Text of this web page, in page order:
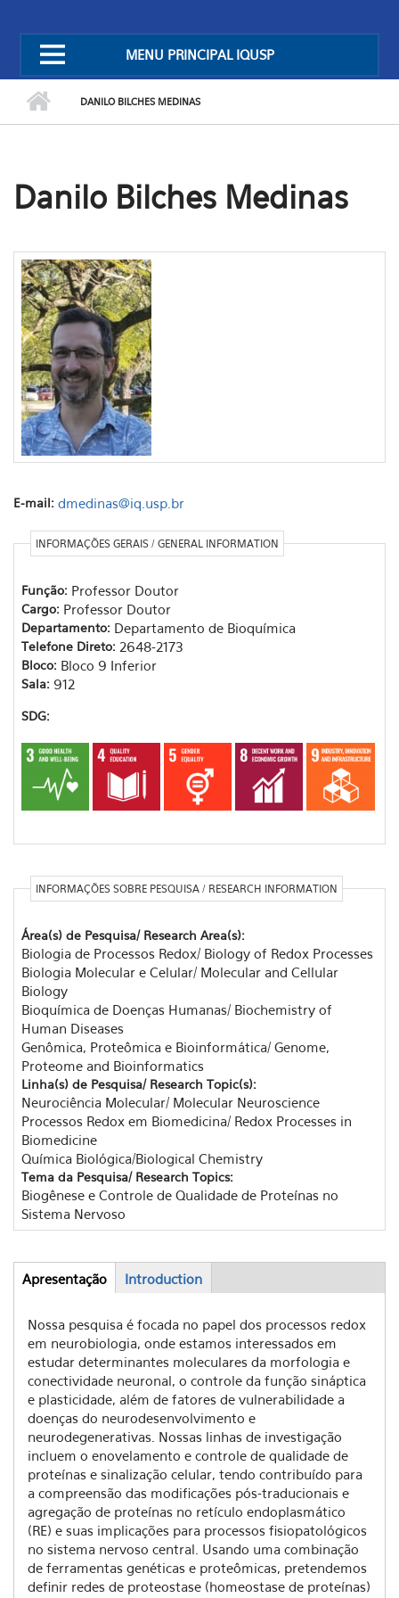
MENU PRINCIPAL IQUSP
DANILO BILCHES MEDINAS
Danilo Bilches Medinas
E-mail: dmedinas@iq.usp.br
INFORMAÇÕES GERAIS / GENERAL INFORMATION
Função: Professor Doutor
Cargo: Professor Doutor
Departamento: Departamento de Bioquímica
Telefone Direto: 2648-2173
Bloco: Bloco 9 Inferior
Sala: 912
SDG:
INFORMAÇÕES SOBRE PESQUISA / RESEARCH INFORMATION
Área(s) de Pesquisa/ Research Area(s):
Biologia de Processos Redox/ Biology of Redox Processes
Biologia Molecular e Celular/ Molecular and Cellular
Biology
Bioquímica de Doenças Humanas/ Biochemistry of
Human Diseases
Genômica, Proteômica e Bioinformática/ Genome,
Proteome and Bioinformatics
Linha(s) de Pesquisa/ Research Topic(s):
Neurociência Molecular/ Molecular Neuroscience
Processos Redox em Biomedicina/ Redox Processes in
Biomedicine
Química Biológica/Biological Chemistry
Tema da Pesquisa/ Research Topics:
Biogênese e Controle de Qualidade de Proteínas no
Sistema Nervoso
Abas
Apresentação (aba
ativa)
Introduction
Nossa pesquisa é focada no papel dos processos redox
em neurobiologia, onde estamos interessados ​​em
estudar determinantes moleculares da morfologia e
conectividade neuronal, o controle da função sináptica
e plasticidade, além de fatores de vulnerabilidade a
doenças do neurodesenvolvimento e
neurodegenerativas. Nossas linhas de investigação
incluem o enovelamento e controle de qualidade de
proteínas e sinalização celular, tendo contribuído para
a compreensão das modificações pós-traducionais e
agregação de proteínas no retículo endoplasmático
(RE) e suas implicações para processos fisiopatológicos
no sistema nervoso central. Usando uma combinação
de ferramentas genéticas e proteômicas, pretendemos
definir redes de proteostase (homeostase de proteínas)